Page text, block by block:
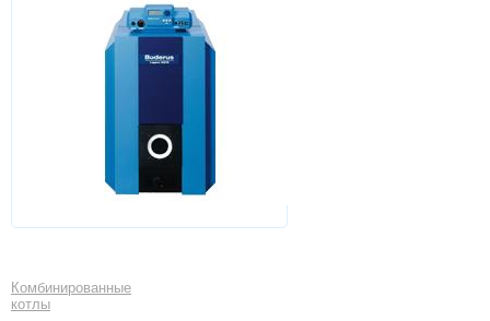
Комбинированные
котлы